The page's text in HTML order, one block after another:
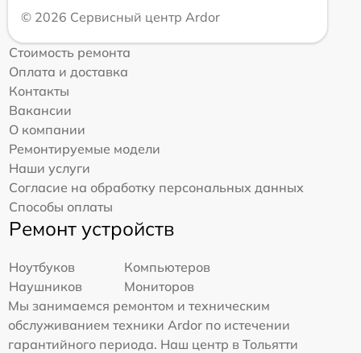
© 2026 Сервисный центр Ardor
Стоимость ремонта
Оплата и доставка
Контакты
Вакансии
О компании
Ремонтируемые модели
Наши услуги
Согласие на обработку персональных данных
Способы оплаты
Ремонт устройств
Ноутбуков
Компьютеров
Наушников
Мониторов
Мы занимаемся ремонтом и техническим
обслуживанием техники Ardor по истечении
гарантийного периода. Наш центр в Тольятти